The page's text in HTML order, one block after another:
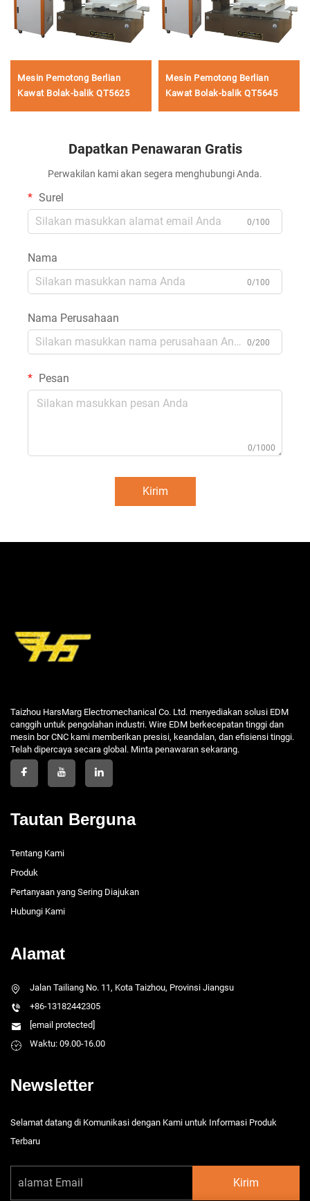
Mesin Pemotong Berlian
Kawat Bolak-balik QT5625
Mesin Pemotong Berlian
Kawat Bolak-balik QT5645
Dapatkan Penawaran Gratis
Perwakilan kami akan segera menghubungi Anda.
Surel
0/100
Nama
0/100
Nama Perusahaan
0/200
Pesan
0/1000
Kirim
Taizhou HarsMarg Electromechanical Co. Ltd. menyediakan solusi EDM
canggih untuk pengolahan industri. Wire EDM berkecepatan tinggi dan
mesin bor CNC kami memberikan presisi, keandalan, dan efisiensi tinggi.
Telah dipercaya secara global. Minta penawaran sekarang.
Tautan Berguna
Tentang Kami
Produk
Pertanyaan yang Sering Diajukan
Hubungi Kami
Alamat
Jalan Tailiang No. 11, Kota Taizhou, Provinsi Jiangsu
+86-13182442305
[email protected]
Waktu: 09.00-16.00
Newsletter
Selamat datang di Komunikasi dengan Kami untuk Informasi Produk
Terbaru
Kirim